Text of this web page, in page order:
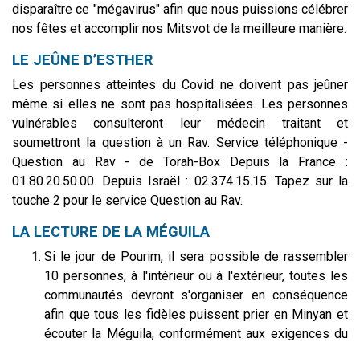
disparaître ce "mégavirus" afin que nous puissions célébrer
nos fêtes et accomplir nos Mitsvot de la meilleure manière.
LE JEÛNE D’ESTHER
Les personnes atteintes du Covid ne doivent pas jeûner
même si elles ne sont pas hospitalisées. Les personnes
vulnérables consulteront leur médecin traitant et
soumettront la question à un Rav. Service téléphonique -
Question au Rav - de Torah-Box Depuis la France :
01.80.20.50.00. Depuis Israël : 02.374.15.15. Tapez sur la
touche 2 pour le service Question au Rav.
LA LECTURE DE LA MÉGUILA
Si le jour de Pourim, il sera possible de rassembler
10 personnes, à l'intérieur ou à l'extérieur, toutes les
communautés devront s'organiser en conséquence
afin que tous les fidèles puissent prier en Minyan et
écouter la Méguila, conformément aux exigences du